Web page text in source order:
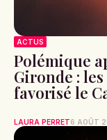
ACTUS
Polémique
Gironde :
favorisé le
LAURA PERRET6 AOÛT